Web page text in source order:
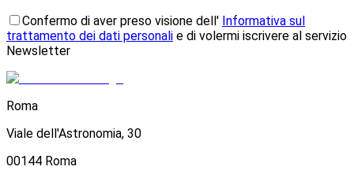
Confermo di aver preso visione dell' Informativa sul
trattamento dei dati personali e di volermi iscrivere al servizio
Newsletter
Roma
Viale dell'Astronomia, 30
00144 Roma